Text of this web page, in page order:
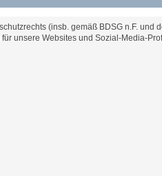
(insb. gemäß BDSG n.F. und
unsere Websites und Sozial-Media-